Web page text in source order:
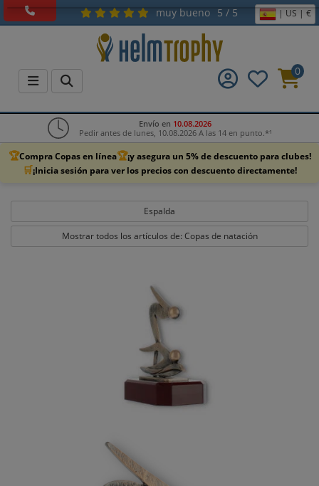
muy bueno 5 / 5 | US | €
0
Envío en 10.08.2026
Pedir antes de lunes, 10.08.2026 A las 14 en punto.*¹
🏆Compra Copas en línea🏆¡y asegura un 5% de descuento para clubes!
🛒¡Inicia sesión para ver los precios con descuento directamente!
Espalda
Mostrar todos los artículos de: Copas de natación